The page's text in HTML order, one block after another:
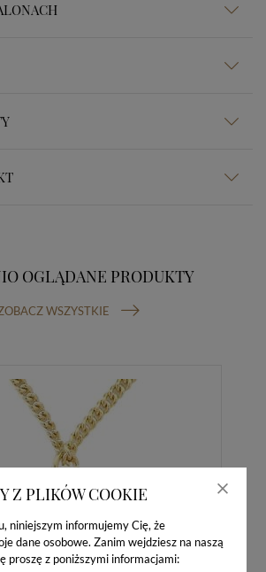
Z PLIKÓW COOKIE
niniejszym informujemy Cię, że
dane osobowe. Zanim wejdziesz na naszą
proszę z poniższymi informacjami:
OGLĄDANE PRODUKTY
WSZYSTKIE